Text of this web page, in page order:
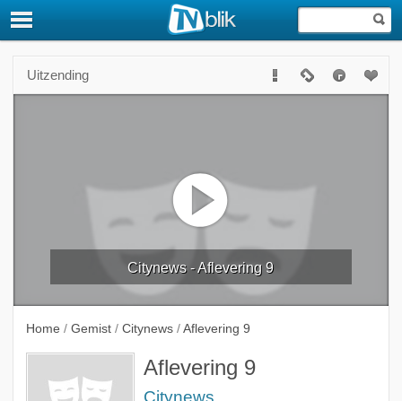
Uitzending
Citynews - Aflevering 9
Home / Gemist / Citynews / Aflevering 9
Aflevering 9
Citynews